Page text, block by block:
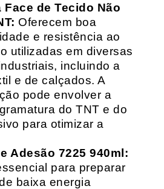
Face de Tecido Não
Oferecem boa
e resistência ao
utilizadas em diversas
incluindo a
e de calçados. A
pode envolver a
do TNT e do
para otimizar a
Adesão 7225 940ml:
para preparar
baixa energia